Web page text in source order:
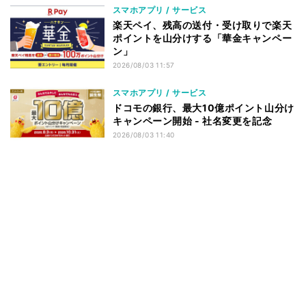
スマホアプリ / サービス
楽天ペイ、残高の送付・受け取りで楽天
ポイントを山分けする「華金キャンペー
ン」
2026/08/03 11:57
スマホアプリ / サービス
ドコモの銀行、最大10億ポイント山分け
キャンペーン開始 - 社名変更を記念
2026/08/03 11:40